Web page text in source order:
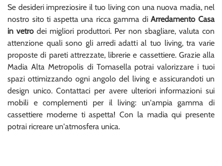
Se desideri impreziosire il tuo living con una nuova madia, nel
nostro sito ti aspetta una ricca gamma diArredamento Casa
in vetro dei migliori produttori. Per non sbagliare, valuta con
attenzione quali sono gli arredi adatti al tuo living, tra varie
proposte di pareti attrezzate, librerie e cassettiere. Grazie alla
Madia Alta Metropolis di Tomasella potrai valorizzare i tuoi
spazi ottimizzando ogni angolo del living e assicurandoti un
design unico. Contattaci per avere ulteriori informazioni sui
mobili e complementi per il living: un'ampia gamma di
cassettiere moderne ti aspetta! Con la madia qui presente
potrai ricreare un'atmosfera unica.